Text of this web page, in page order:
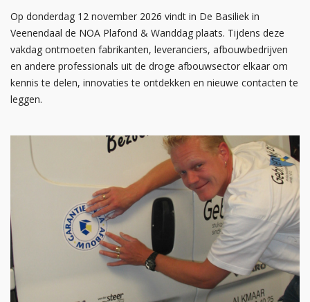
Op donderdag 12 november 2026 vindt in De Basiliek in
Veenendaal de NOA Plafond & Wanddag plaats. Tijdens deze
vakdag ontmoeten fabrikanten, leveranciers, afbouwbedrijven
en andere professionals uit de droge afbouwsector elkaar om
kennis te delen, innovaties te ontdekken en nieuwe contacten te
leggen.